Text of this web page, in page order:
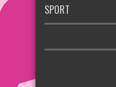
SPORT